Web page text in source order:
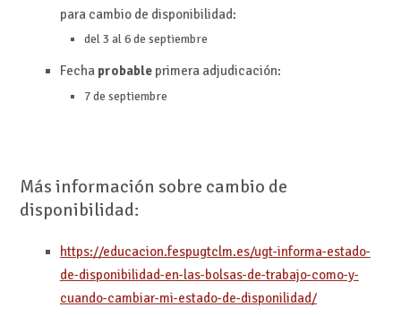
para cambio de disponibilidad:
del 3 al 6 de septiembre
Fecha probable primera adjudicación:
7 de septiembre
Más información sobre cambio de
disponibilidad:
https://educacion.fespugtclm.es/ugt-informa-estado-
de-disponibilidad-en-las-bolsas-de-trabajo-como-y-
cuando-cambiar-mi-estado-de-disponilidad/